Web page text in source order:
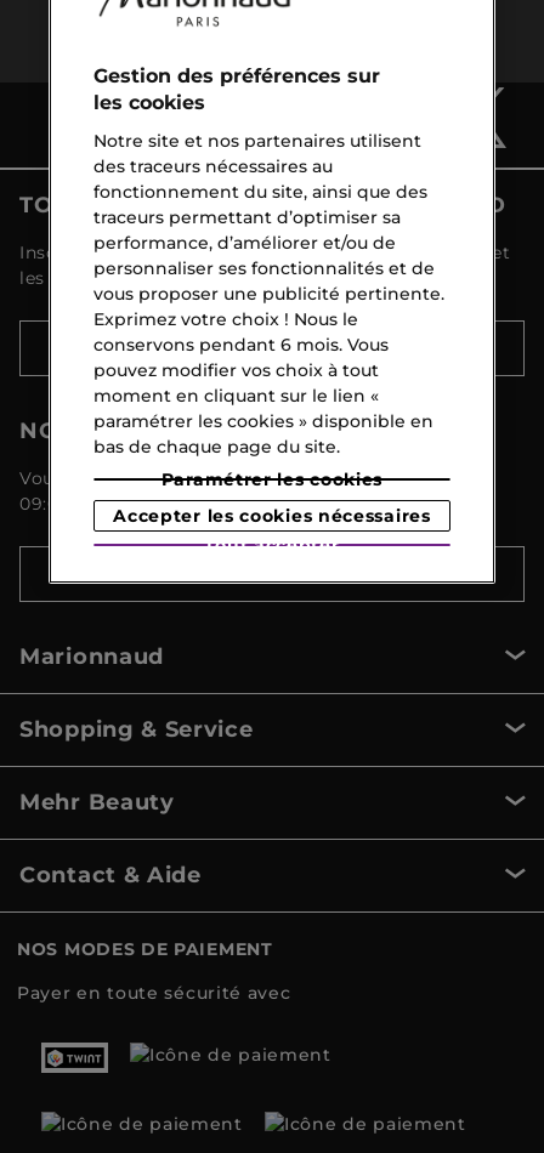
gratuite CHF 120
TOUTES LES ACTUALITÉS MARIONNAUD
Inscrivez-vous et découvrez toutes les nouveautés et
les promotions !
S'INSCRIRE
NOTRE SERVICE CLIENTÈLE
Vous pouvez nous joindre du lundi au vendredi de
09:00 à 18:00 au 044 8 267 267
Marionnaud
Shopping & Service
Mehr Beauty
Contact & Aide
NOS MODES DE PAIEMENT
Payer en toute sécurité avec
Gestion des préférences sur
les cookies
Notre site et nos partenaires utilisent
des traceurs nécessaires au
fonctionnement du site, ainsi que des
traceurs permettant d’optimiser sa
performance, d’améliorer et/ou de
personnaliser ses fonctionnalités et de
vous proposer une publicité pertinente.
Exprimez votre choix ! Nous le
conservons pendant 6 mois. Vous
pouvez modifier vos choix à tout
moment en cliquant sur le lien «
paramétrer les cookies » disponible en
bas de chaque page du site.
Paramétrer les cookies
Accepter les cookies nécessaires
Tout accepter